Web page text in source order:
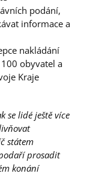
podání,
informace a
nakládání
obyvatel a
Kraje
se lidé ještě více
státem
prosadit
konání